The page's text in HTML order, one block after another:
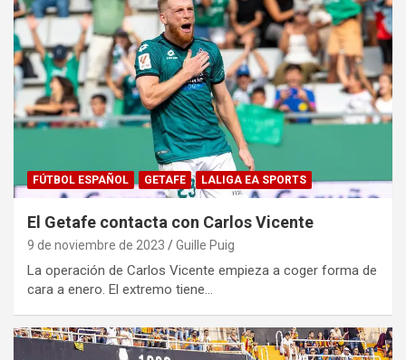
FÚTBOL ESPAÑOL GETAFE LALIGA EA SPORTS
El Getafe contacta con Carlos Vicente
9 de noviembre de 2023 Guille Puig
La operación de Carlos Vicente empieza a coger forma de
cara a enero. El extremo tiene…